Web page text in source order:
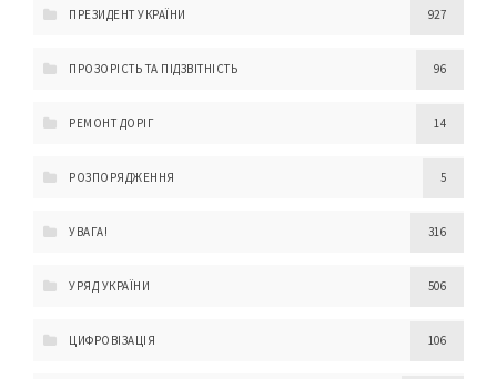
ПРЕЗИДЕНТ УКРАЇНИ 927
ПРОЗОРІСТЬ ТА ПІДЗВІТНІСТЬ 96
РЕМОНТ ДОРІГ 14
РОЗПОРЯДЖЕННЯ 5
УВАГА! 316
УРЯД УКРАЇНИ 506
ЦИФРОВІЗАЦІЯ 106